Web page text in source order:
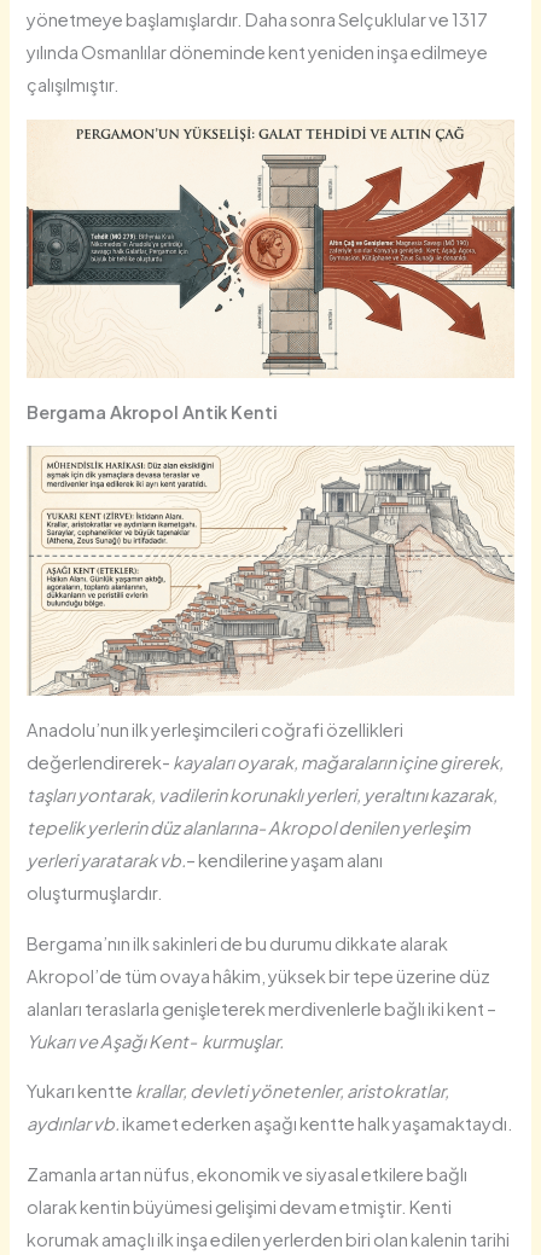
yönetmeye başlamışlardır. Daha sonra Selçuklular ve 1317
yılında Osmanlılar döneminde kent yeniden inşa edilmeye
çalışılmıştır.
Bergama Akropol Antik Kenti
Anadolu’nun ilk yerleşimcileri coğrafi özellikleri
değerlendirerek- kayaları oyarak, mağaraların içine girerek,
taşları yontarak, vadilerin korunaklı yerleri, yeraltını kazarak,
tepelik yerlerin düz alanlarına- Akropol denilen yerleşim
yerleri yaratarak vb.– kendilerine yaşam alanı
oluşturmuşlardır.
Bergama’nın ilk sakinleri de bu durumu dikkate alarak
Akropol’de tüm ovaya hâkim, yüksek bir tepe üzerine düz
alanları teraslarla genişleterek merdivenlerle bağlı iki kent –
Yukarı ve Aşağı Kent- kurmuşlar.
Yukarı kentte krallar, devleti yönetenler, aristokratlar,
aydınlar vb. ikamet ederken aşağı kentte halk yaşamaktaydı.
Zamanla artan nüfus, ekonomik ve siyasal etkilere bağlı
olarak kentin büyümesi gelişimi devam etmiştir. Kenti
korumak amaçlı ilk inşa edilen yerlerden biri olan kalenin tarihi